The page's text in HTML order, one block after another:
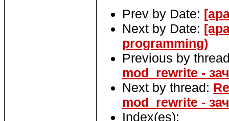
Prev by Date:
Next by Date:
programming)
Previous by
mod_rewrite -
Next by thread:
mod_rewrite -
Index(es):